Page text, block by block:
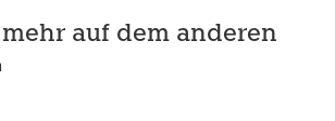
auf dem anderen